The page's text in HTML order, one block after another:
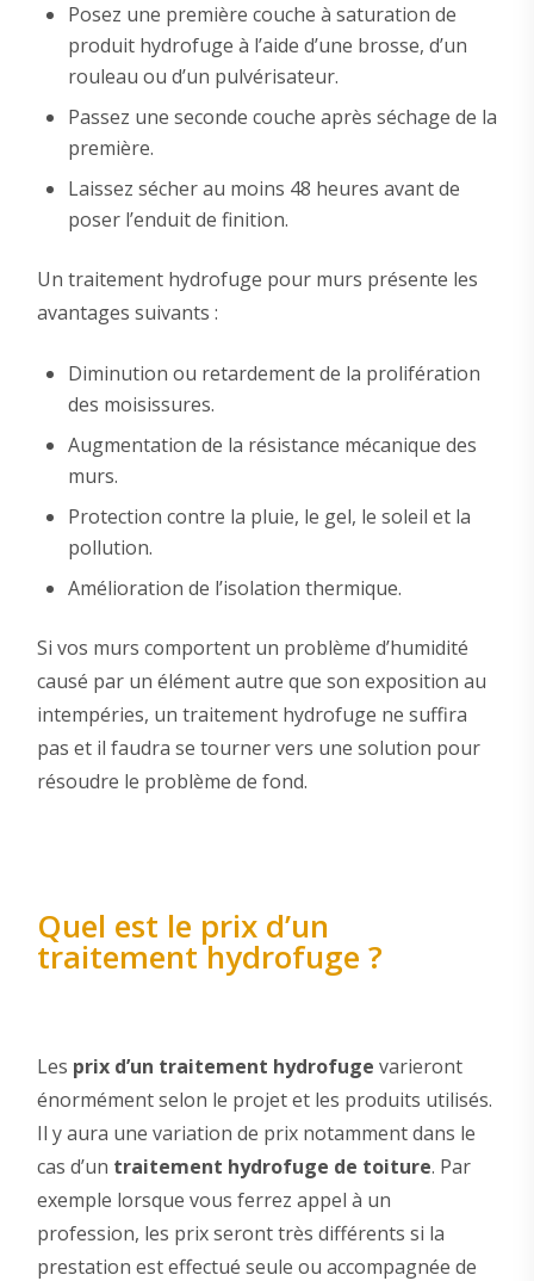
Posez une première couche à saturation de
produit hydrofuge à l’aide d’une brosse, d’un
rouleau ou d’un pulvérisateur.
Passez une seconde couche après séchage de la
première.
Laissez sécher au moins 48 heures avant de
poser l’enduit de finition.
Un traitement hydrofuge pour murs présente les
avantages suivants :
Diminution ou retardement de la prolifération
des moisissures.
Augmentation de la résistance mécanique des
murs.
Protection contre la pluie, le gel, le soleil et la
pollution.
Amélioration de l’isolation thermique.
Si vos murs comportent un problème d’humidité
causé par un élément autre que son exposition au
intempéries, un traitement hydrofuge ne suffira
pas et il faudra se tourner vers une solution pour
résoudre le problème de fond.
Quel est le prix d’un
traitement hydrofuge ?
Les prix d’un traitement hydrofuge varieront
énormément selon le projet et les produits utilisés.
Il y aura une variation de prix notamment dans le
cas d’un traitement hydrofuge de toiture. Par
exemple lorsque vous ferrez appel à un
profession, les prix seront très différents si la
prestation est effectué seule ou accompagnée de